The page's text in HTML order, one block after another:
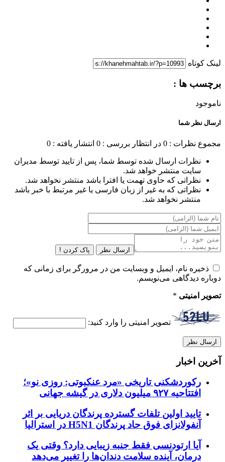
لینک کوتاه
برچسب ها :
ناموجود
ارسال نظر شما
مجموع نظرات : 0 در انتظار بررسی : 0 انتشار یافته : 0
نظرات ارسال شده توسط شما، پس از تایید توسط مدیران
سایت منتشر خواهد شد.
نظراتی که حاوی تهمت یا افترا باشد منتشر نخواهد شد.
نظراتی که به غیر از زبان فارسی یا غیر مرتبط با خبر باشد
منتشر نخواهد شد.
ارسال نظر پاک کردن !
ذخیره نام، ایمیل و وبسایت من در مرورگر برای زمانی که
دوباره دیدگاهی می‌نویسم.
تصویر امنیتی *
تصویر امنیتی را وارد کنید:
آخرین اخبار
رکوردشکنی تاریخی «مرد عنکبوتی: روزی نو»؛
افتتاحیه ۹۲۷ میلیون دلاری در گیشه جهانی
تایید اولین تلفات گسترده پرندگان دریایی بر اثر
آنفولانزای فوق حاد پرندگان H5N1 در استرالیا
آیا ارتودنسی فقط جنبه زیبایی دارد؟ وقتی یک
درمان، آینده سلامت دندان‌ها را تغییر می‌دهد